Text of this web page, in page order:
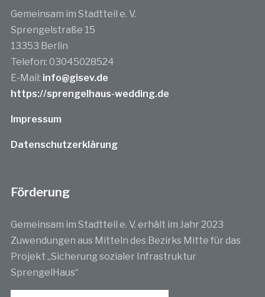
Gemeinsam im Stadtteil e. V.
Sprengelstraße 15
13353 Berlin
Telefon: 03045028524
E-Mail: info@gisev.de
https://sprengelhaus-wedding.de
Impressum
Datenschutzerklärung
Förderung
Gemeinsam im Stadtteil e. V. erhält im Jahr 2023
Zuwendungen aus Mitteln des Bezirks Mitte für das
Projekt „Sicherung sozialer Infrastruktur
SprengelHaus“